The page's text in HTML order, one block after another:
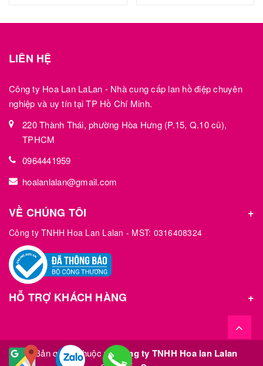
LIÊN HỆ
Công ty Hoa Lan LaLan - Nhà cung cấp lan hồ điệp chuyên
nghiệp và uy tín tại TP Hồ Chí Minh.
220 Thành Thái, phường Hòa Hưng (P.15, Q.10 cũ),
TPHCM
0964441959
hoalanlalan@gmail.com
VỀ CHÚNG TÔI
Công ty TNHH Hoa Lan Lalan - MST: 0316408324
HỖ TRỢ KHÁCH HÀNG
© Bản quyền thuộc về Công ty TNHH Hoa lan Lalan